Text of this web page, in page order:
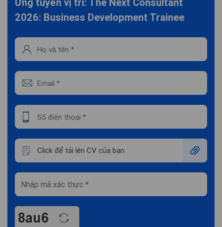
2026: Business Development Trainee
Click để tải lên CV của bạn